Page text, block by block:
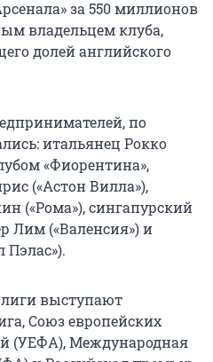
за 550 миллионов
владельцем клуба,
долей английского
по
итальянец Рокко
«Фиорентина»,
(«Астон Вилла»),
(«Рома»), сингапурский
Лим («Валенсия») и
выступают
Союз европейских
(УЕФА), Международная